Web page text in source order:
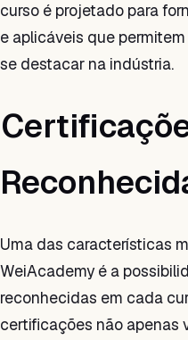
curso é projetado para
e aplicáveis que
se destacar na indústria.
Uma das características
WeiAcademy é a
reconhecidas em cada
certificações não apenas